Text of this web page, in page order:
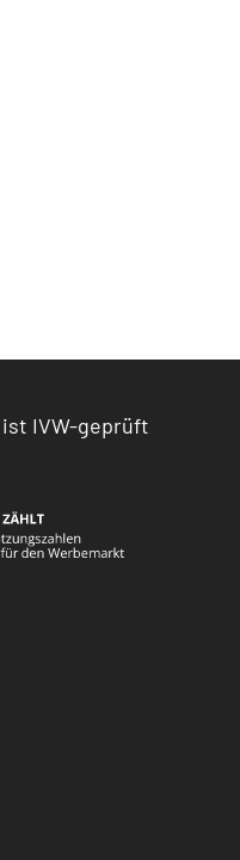
ist IVW-geprüft